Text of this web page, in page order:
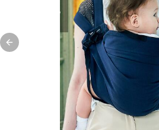
Previous slide